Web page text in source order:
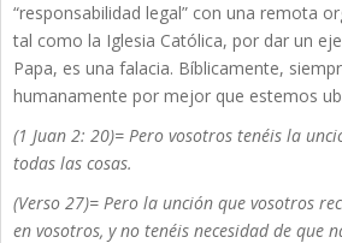
“responsabilidad legal” con una remota
tal como la Iglesia Católica, por dar un
Papa, es una falacia. Bíblicamente,
humanamente por mejor que estemos
(1 Juan 2: 20)= Pero vosotros tenéis la
todas las cosas.
(Verso 27)= Pero la unción que vosotros
en vosotros, y no tenéis necesidad de que